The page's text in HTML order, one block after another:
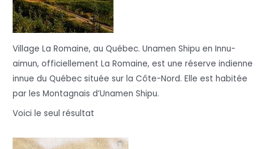
Village La Romaine, au Québec. Unamen Shipu en Innu-
aimun, officiellement La Romaine, est une réserve indienne
innue du Québec située sur la Côte-Nord. Elle est habitée
par les Montagnais d’Unamen Shipu.
Voici le seul résultat